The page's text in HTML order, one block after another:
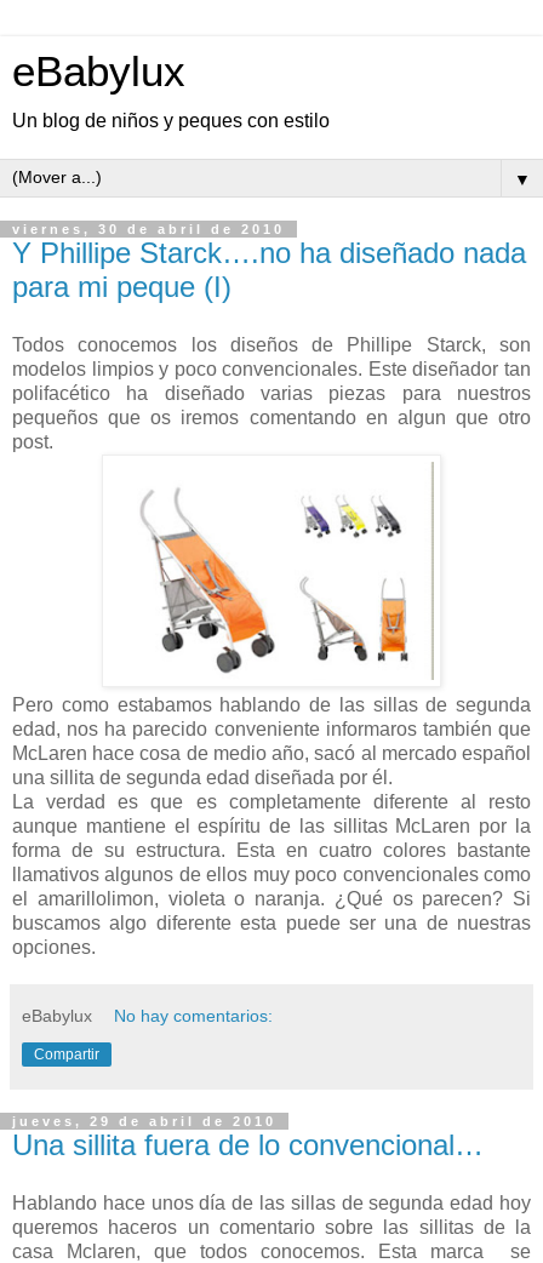
eBabylux
Un blog de niños y peques con estilo
▼
viernes, 30 de abril de 2010
Y Phillipe Starck….no ha diseñado nada
para mi peque (I)
Todos conocemos los diseños de Phillipe Starck, son
modelos limpios y poco convencionales. Este diseñador tan
polifacético ha diseñado varias piezas para nuestros
pequeños que os iremos comentando en algun que otro
post.
Pero como estabamos hablando de las sillas de segunda
edad, nos ha parecido conveniente informaros también que
McLaren hace cosa de medio año, sacó al mercado español
una sillita de segunda edad diseñada por él.
La verdad es que es completamente diferente al resto
aunque mantiene el espíritu de las sillitas McLaren por la
forma de su estructura. Esta en cuatro colores bastante
llamativos algunos de ellos muy poco convencionales como
el amarillolimon, violeta o naranja. ¿Qué os parecen? Si
buscamos algo diferente esta puede ser una de nuestras
opciones.
eBabylux No hay comentarios:
Compartir
jueves, 29 de abril de 2010
Una sillita fuera de lo convencional…
Hablando hace unos día de las sillas de segunda edad hoy
queremos haceros un comentario sobre las sillitas de la
casa Mclaren, que todos conocemos. Esta marca se